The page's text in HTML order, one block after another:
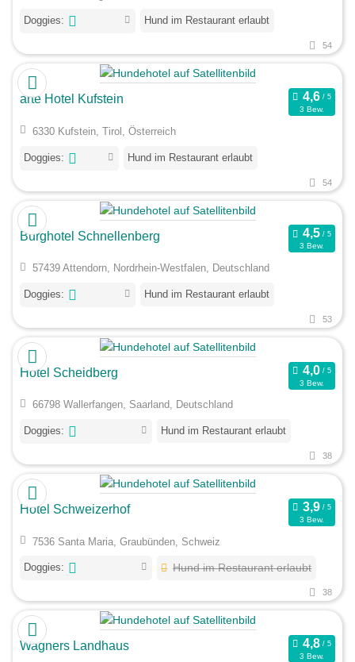
Doggies: Hund im Restaurant erlaubt
54
arte Hotel Kufstein
3 Bew.
6330 Kufstein, Tirol, Österreich
Doggies: Hund im Restaurant erlaubt
54
Burghotel Schnellenberg
3 Bew.
57439 Attendorn, Nordrhein-Westfalen, Deutschland
Doggies: Hund im Restaurant erlaubt
53
Hotel Scheidberg
3 Bew.
66798 Wallerfangen, Saarland, Deutschland
Doggies: Hund im Restaurant erlaubt
38
Hotel Schweizerhof
3 Bew.
7536 Santa Maria, Graubünden, Schweiz
Doggies: Hund im Restaurant erlaubt
38
Wagners Landhaus
3 Bew.